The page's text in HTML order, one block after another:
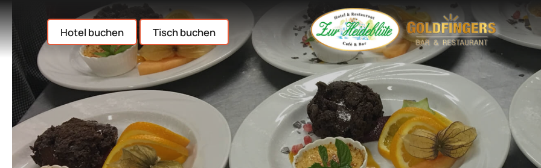
Hotel buchen Tisch buchen